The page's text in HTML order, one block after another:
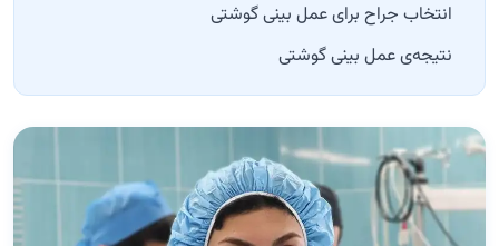
انتخاب جراح برای عمل بینی گوشتی
نتیجه‌ی عمل بینی گوشتی